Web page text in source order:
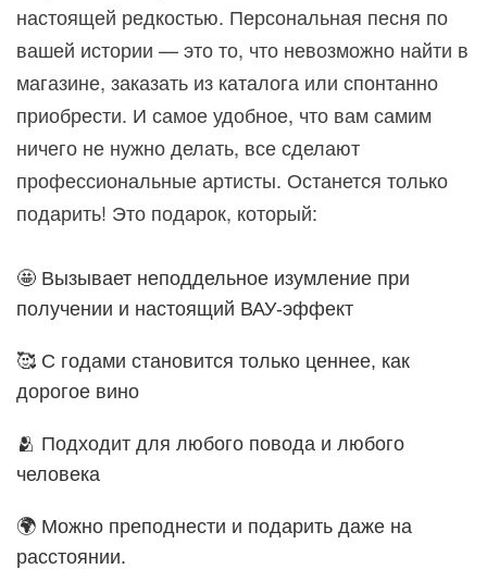
настоящей редкостью. Персональная песня по
вашей истории — это то, что невозможно найти в
магазине, заказать из каталога или спонтанно
приобрести. И самое удобное, что вам самим
ничего не нужно делать, все сделают
профессиональные артисты. Останется только
подарить! Это подарок, который:
🤩 Вызывает неподдельное изумление при
получении и настоящий ВАУ-эффект
🥰 С годами становится только ценнее, как
дорогое вино
🫂 Подходит для любого повода и любого
человека
🌍 Можно преподнести и подарить даже на
расстоянии.